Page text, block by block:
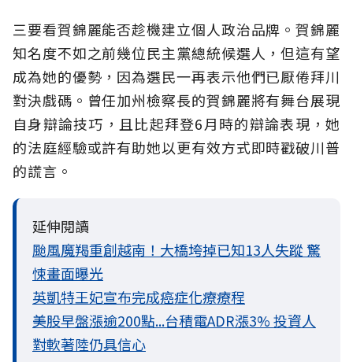
三要看賀錦麗能否趁機建立個人政治品牌。賀錦麗
知名度不如之前幾位民主黨總統候選人，但這有望
成為她的優勢，因為選民一再表示他們已厭倦拜川
對決戲碼。曾任加州檢察長的賀錦麗將有舞台展現
自身辯論技巧，且比起拜登6月時的辯論表現，她
的法庭經驗或許有助她以更有效方式即時戳破川普
的謊言。
延伸閱讀
颱風魔羯重創越南！大橋垮掉已知13人失蹤 驚
悚畫面曝光
英凱特王妃宣布完成癌症化療療程
美股早盤漲逾200點...台積電ADR漲3% 投資人
對軟著陸仍具信心